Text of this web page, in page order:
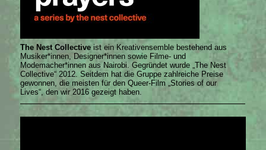
The Nest Collective ist ein Kreativensemble bestehend aus
Musiker*innen, Designer*innen sowie Filme- und
Modemacher*innen aus Nairobi. Gegründet wurde „The Nest
Collective“ 2012. Seitdem hat die Gruppe zahlreiche Preise
gewonnen, die meisten für den Queer-Film „Stories of our
Lives“, den wir 2016 gezeigt haben.